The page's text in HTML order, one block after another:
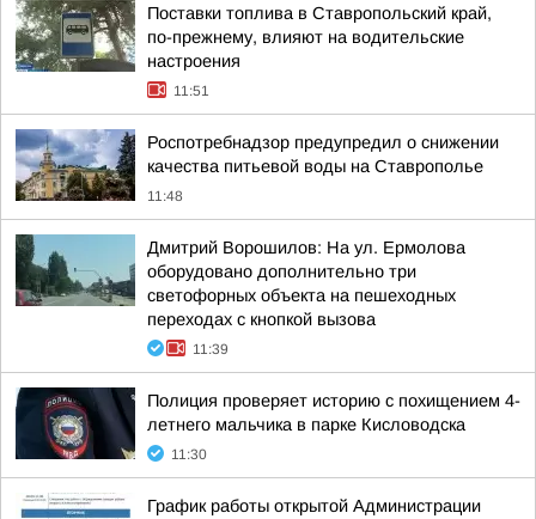
Поставки топлива в Ставропольский край,
по-прежнему, влияют на водительские
настроения
11:51
Роспотребнадзор предупредил о снижении
качества питьевой воды на Ставрополье
11:48
Дмитрий Ворошилов: На ул. Ермолова
оборудовано дополнительно три
светофорных объекта на пешеходных
переходах с кнопкой вызова
11:39
Полиция проверяет историю с похищением 4-
летнего мальчика в парке Кисловодска
11:30
График работы открытой Администрации